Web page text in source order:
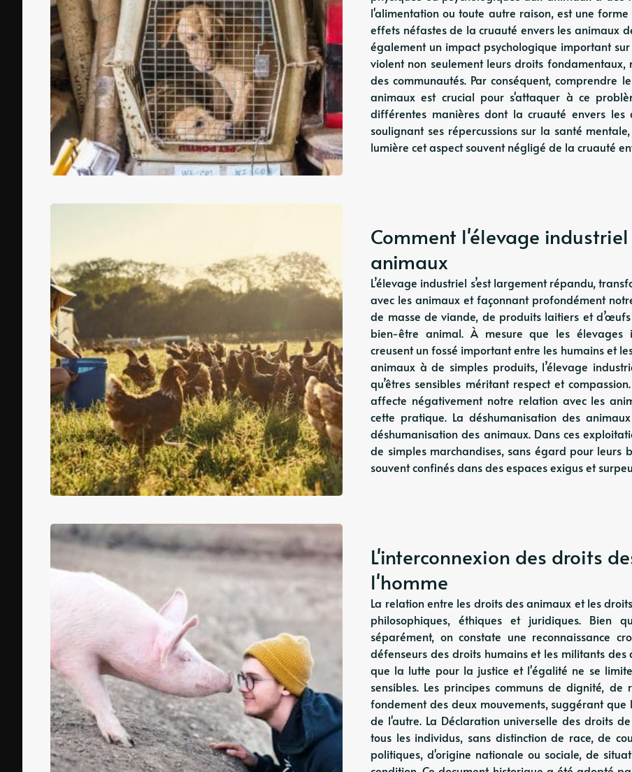
l'alimentation ou toute autre raison, est une forme
effets néfastes de la cruauté envers les animaux
également un impact psychologique important
violent non seulement leurs droits
des communautés. Par conséquent, comprendre
animaux est crucial pour s'attaquer à ce
différentes manières dont la cruauté envers
soulignant ses répercussions sur la santé
lumière cet aspect souvent négligé de la cruauté
Comment l'élevage
animaux
L’élevage industriel s’est largement répandu,
avec les animaux et façonnant profondément
de masse de viande, de produits laitiers et
bien-être animal. À mesure que les élevages
creusent un fossé important entre les humains et
animaux à de simples produits, l’élevage
qu’êtres sensibles méritant respect et
affecte négativement notre relation avec les
cette pratique. La déshumanisation des
déshumanisation des animaux. Dans ces
de simples marchandises, sans égard pour leurs
souvent confinés dans des espaces exigus et
L'interconnexion des droits
l'homme
La relation entre les droits des animaux et les
philosophiques, éthiques et juridiques. Bien
séparément, on constate une reconnaissance
défenseurs des droits humains et les militants
que la lutte pour la justice et l'égalité ne se
sensibles. Les principes communs de dignité,
fondement des deux mouvements, suggérant
de l'autre. La Déclaration universelle des droits
tous les individus, sans distinction de race, de
politiques, d'origine nationale ou sociale, de